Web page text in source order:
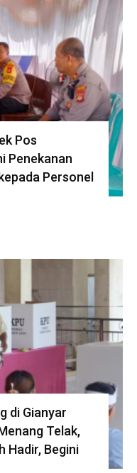
Pos
Penekanan
Personel
di Gianyar
Telak,
Hadir, Begini